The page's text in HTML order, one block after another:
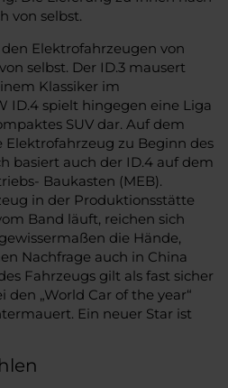
von selbst.
Elektrofahrzeugen von
selbst. Der ID.3 mausert
Klassiker im
ID.4 spielt hingegen eine Liga
SUV dar. Auf dem
Elektrofahrzeug zu Beginn des
basiert auch der ID.4 auf dem
Baukasten (MEB).
in der Produktionsstätte
Band läuft, reichen sich
die Hände,
Nachfrage auch in China
Fahrzeugs gilt als fast sicher
„World Car of the year“
Ein neuer Star ist